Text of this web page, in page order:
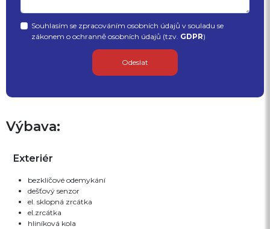
Souhlasím se zpracováním osobních údajů v souladu se
zákonem o ochranně osobních údajů (tzv. GDPR)
Odeslat
Výbava:
Exteriér
bezklíčové odemykání
dešťový senzor
el. sklopná zrcátka
el.zrcátka
hliníková kola